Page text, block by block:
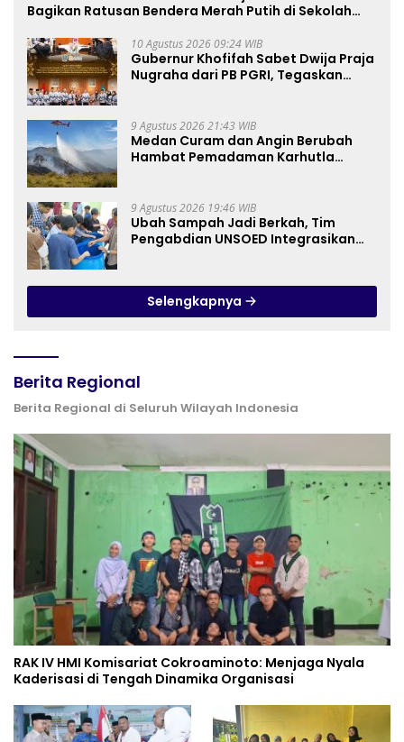
Bagikan Ratusan Bendera Merah Putih di Sekolah
Generasi Muda adalah Penentu Terwujudnya
Indonesia Emas 2045
10 Agustus 2026 09:24 WIB
Gubernur Khofifah Sabet Dwija Praja
Nugraha dari PB PGRI, Tegaskan
9 Agustus 2026 21:43 WIB
Medan Curam dan Angin Berubah
Hambat Pemadaman Karhutla
9 Agustus 2026 19:46 WIB
Ubah Sampah Jadi Berkah, Tim
Pengabdian UNSOED Integrasikan
Purwokerto
Selengkapnya
Berita Regional
Berita Regional di Seluruh Wilayah Indonesia
RAK IV HMI Komisariat Cokroaminoto: Menjaga Nyala
Kaderisasi di Tengah Dinamika Organisasi